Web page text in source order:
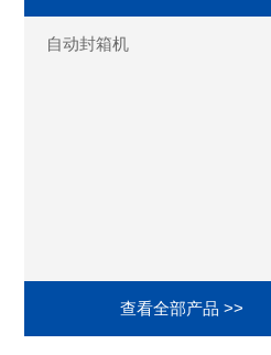
自动封箱机
查看全部产品 >>